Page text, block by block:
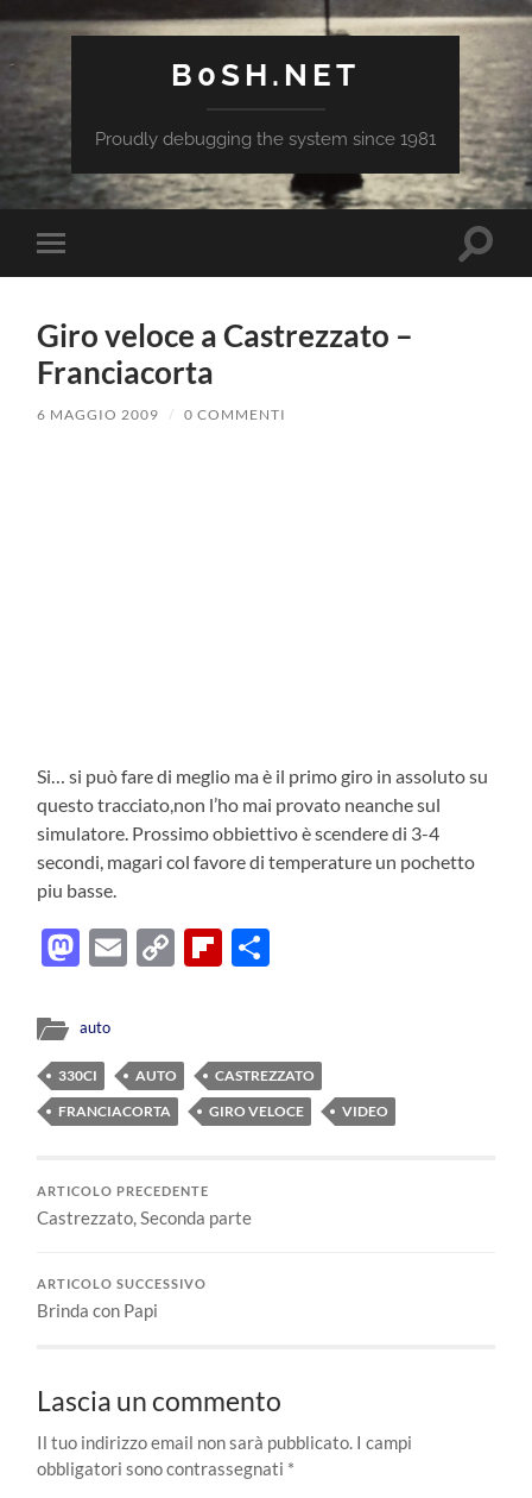
B0SH.NET
Proudly debugging the system since 1981
Attiva/disattiva
il
sui
dispositivi
Giro veloce a Castrezzato –
Franciacorta
6 MAGGIO 2009 / 0 COMMENTI
Si… si può fare di meglio ma è il primo giro in assoluto su
questo tracciato,non l’ho mai provato neanche sul
simulatore. Prossimo obbiettivo è scendere di 3-4
secondi, magari col favore di temperature un pochetto
piu basse.
Mastodon
EmailCopyFlipboard
auto
330CI AUTO
CASTREZZATO
FRANCIACORTA
GIRO VELOCE VIDEO
ARTICOLO PRECEDENTE
Castrezzato, Seconda parte
ARTICOLO SUCCESSIVO
Brinda con Papi
Lascia un commento
Il tuo indirizzo email non sarà pubblicato. I campi
obbligatori sono contrassegnati *